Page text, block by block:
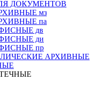
ДОКУМЕНТОВ
мз
па
дв
ди
пр
АРХИВНЫЕ